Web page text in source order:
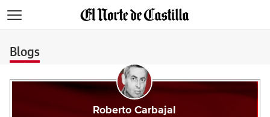
Blogs
Roberto Carbajal